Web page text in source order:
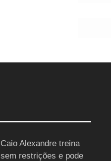
Caio Alexandre treina
sem restrições e pode